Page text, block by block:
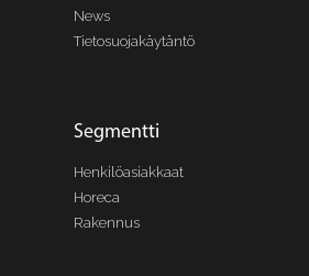
News
Tietosuojakäytäntö
Segmentti
Henkilöasiakkaat
Horeca
Rakennus